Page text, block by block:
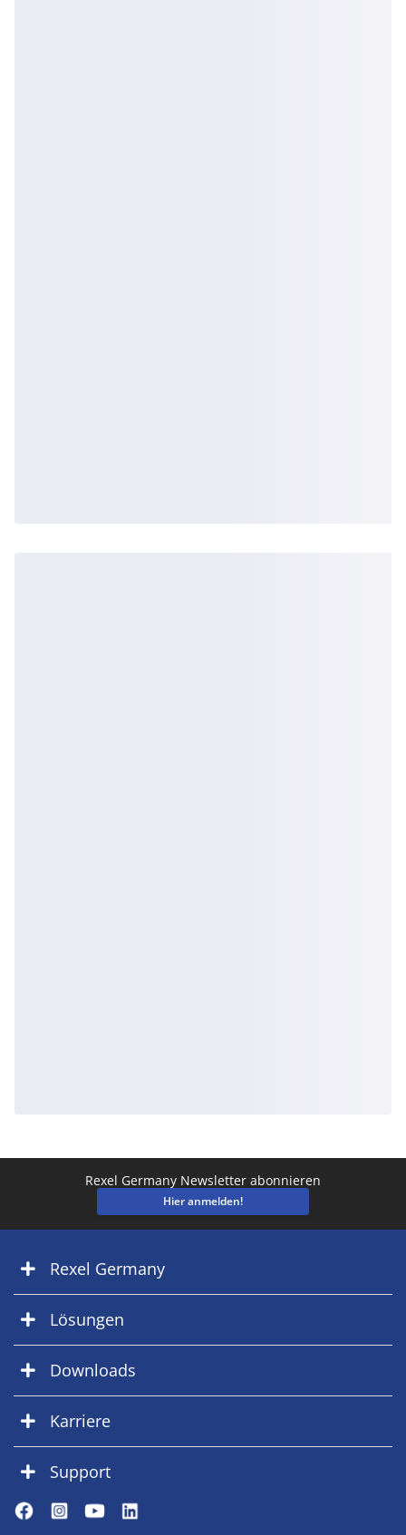
Rexel Germany Newsletter abonnieren
Hier anmelden!
Rexel Germany
Lösungen
Downloads
Karriere
Support